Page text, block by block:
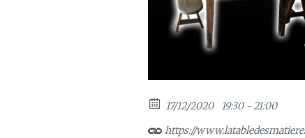
17/12/2020
19:30 - 21:00
https://